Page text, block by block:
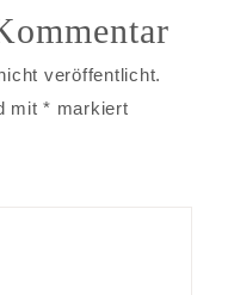
veröffentlicht.
mit * markiert